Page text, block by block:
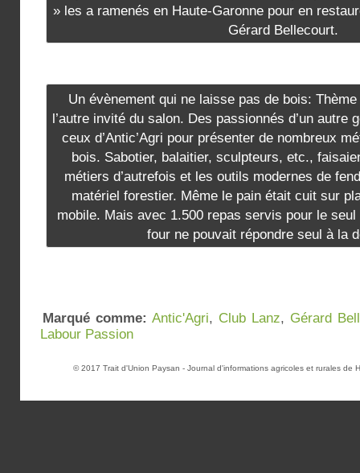
» les a ramenés en Haute-Garonne pour en
Gérard Bellecourt.
Un évènement qui ne laisse pas de bois:
l’autre invité du salon. Des passionnés d’un autre
ceux d’Antic’Agri pour présenter de nombreux
bois. Sabotier, balaitier, sculpteurs, etc.,
métiers d’autrefois et les outils modernes de
matériel forestier. Même le pain était cuit sur
mobile. Mais avec 1.500 repas servis pour le
four ne pouvait répondre seul à la
Marqué comme: Antic'Agri, Club Lanz, Gérard
Labour Passion
© 2017 Trait d'Union Paysan - Journal d'informations agricoles et rurales de